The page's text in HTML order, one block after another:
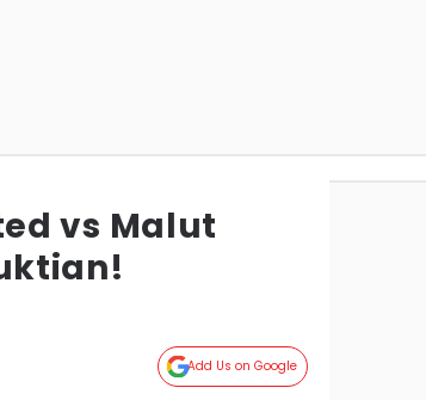
vs Malut
Add Us on Google